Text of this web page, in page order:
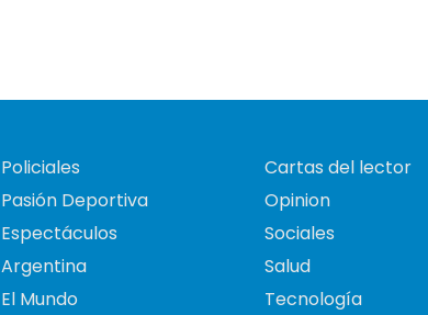
Policiales
Pasión Deportiva
Espectáculos
Argentina
El Mundo
Cartas del lector
Opinion
Sociales
Salud
Tecnología